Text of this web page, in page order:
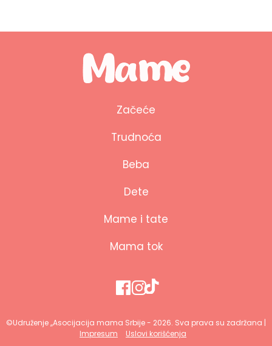
Začeće
Trudnoća
Beba
Dete
Mame i tate
Mama tok
©Udruženje ,,Asocijacija mama Srbije - 2026. Sva prava su zadržana |
Impresum
Uslovi korišćenja